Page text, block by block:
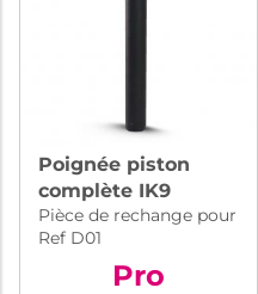
Poignée piston
complète IK9
Pièce de rechange pour
Ref D01
Pro